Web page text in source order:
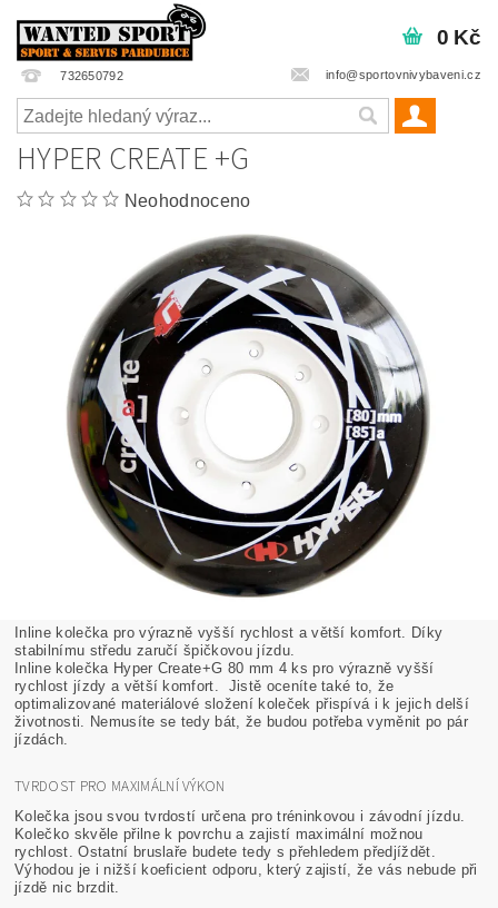
732650792 info@sportovnivybaveni.cz
0 Kč
HYPER CREATE +G
Neohodnoceno
Inline kolečka pro výrazně vyšší rychlost a větší komfort. Díky
stabilnímu středu zaručí špičkovou jízdu.
Inline kolečka Hyper Create+G 80 mm 4 ks pro výrazně vyšší
rychlost jízdy a větší komfort. Jistě oceníte také to, že
optimalizované materiálové složení koleček přispívá i k jejich delší
životnosti. Nemusíte se tedy bát, že budou potřeba vyměnit po pár
jízdách.
TVRDOST PRO MAXIMÁLNÍ VÝKON
Kolečka jsou svou tvrdostí určena pro tréninkovou i závodní jízdu.
Kolečko skvěle přilne k povrchu a zajistí maximální možnou
rychlost. Ostatní bruslaře budete tedy s přehledem předjíždět.
Výhodou je i nižší koeficient odporu, který zajistí, že vás nebude při
jízdě nic brzdit.